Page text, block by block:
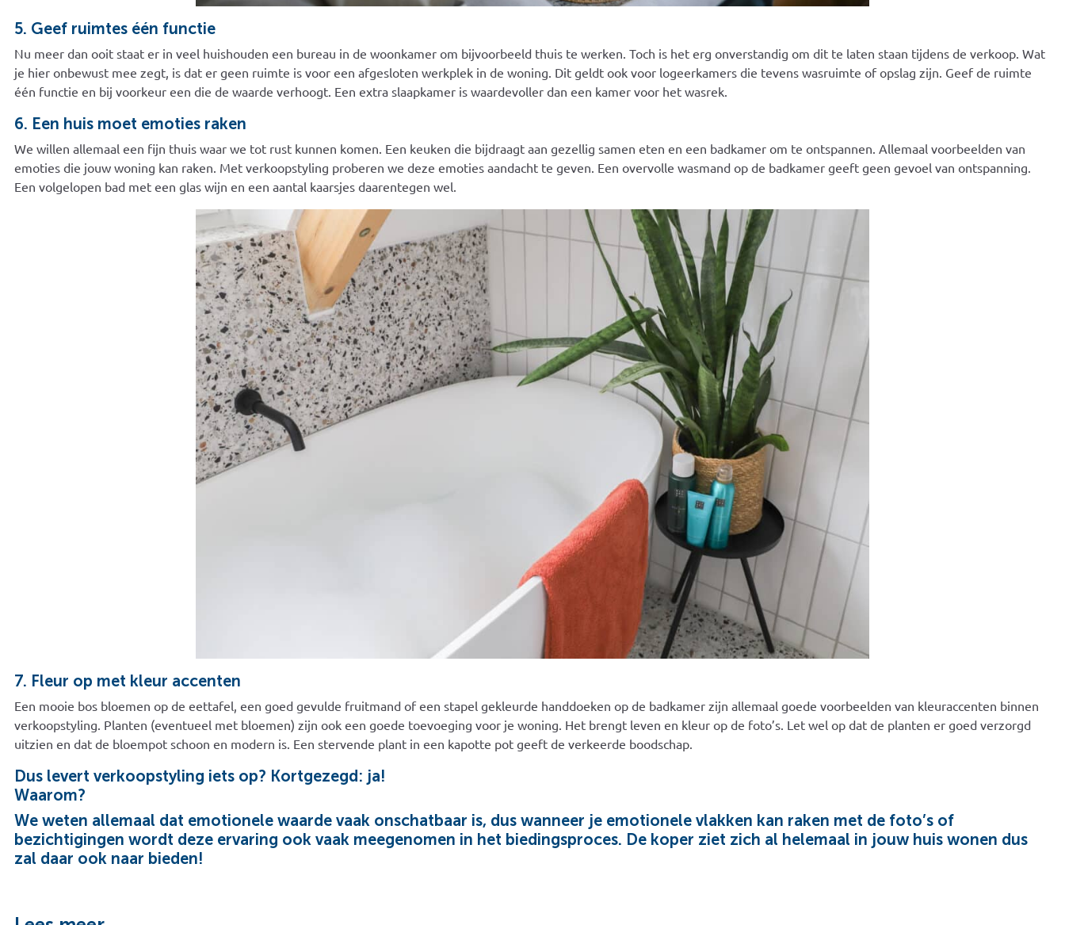
5. Geef ruimtes één functie
Nu meer dan ooit staat er in veel huishouden een bureau in de woonkamer om bijvoorbeeld thuis te werken. Toch is het erg onverstandig om dit te laten staan tijdens de verkoop. Wat
je hier onbewust mee zegt, is dat er geen ruimte is voor een afgesloten werkplek in de woning. Dit geldt ook voor logeerkamers die tevens wasruimte of opslag zijn. Geef de ruimte
één functie en bij voorkeur een die de waarde verhoogt. Een extra slaapkamer is waardevoller dan een kamer voor het wasrek.
6. Een huis moet emoties raken
We willen allemaal een fijn thuis waar we tot rust kunnen komen. Een keuken die bijdraagt aan gezellig samen eten en een badkamer om te ontspannen. Allemaal voorbeelden van
emoties die jouw woning kan raken. Met verkoopstyling proberen we deze emoties aandacht te geven. Een overvolle wasmand op de badkamer geeft geen gevoel van ontspanning.
Een volgelopen bad met een glas wijn en een aantal kaarsjes daarentegen wel.
7. Fleur op met kleur accenten
Een mooie bos bloemen op de eettafel, een goed gevulde fruitmand of een stapel gekleurde handdoeken op de badkamer zijn allemaal goede voorbeelden van kleuraccenten binnen
verkoopstyling. Planten (eventueel met bloemen) zijn ook een goede toevoeging voor je woning. Het brengt leven en kleur op de foto’s. Let wel op dat de planten er goed verzorgd
uitzien en dat de bloempot schoon en modern is. Een stervende plant in een kapotte pot geeft de verkeerde boodschap.
Dus levert verkoopstyling iets op? Kortgezegd: ja!
Waarom?
We weten allemaal dat emotionele waarde vaak onschatbaar is, dus wanneer je emotionele vlakken kan raken met de foto’s of
bezichtigingen wordt deze ervaring ook vaak meegenomen in het biedingsproces. De koper ziet zich al helemaal in jouw huis wonen dus
zal daar ook naar bieden!